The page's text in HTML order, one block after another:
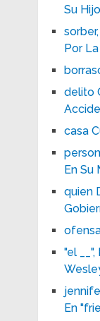
Su Hijo
Por
delito
casa
En Su
quien
"el
En